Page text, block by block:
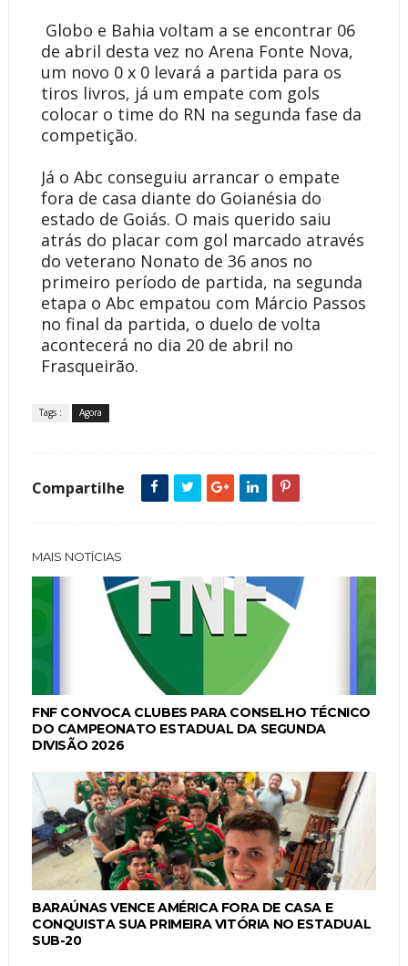
Globo e Bahia voltam a se encontrar 06
de abril desta vez no Arena Fonte Nova,
um novo 0 x 0 levará a partida para os
tiros livros, já um empate com gols
colocar o time do RN na segunda fase da
competição.
Já o Abc conseguiu arrancar o empate
fora de casa diante do Goianésia do
estado de Goiás. O mais querido saiu
atrás do placar com gol marcado através
do veterano Nonato de 36 anos no
primeiro período de partida, na segunda
etapa o Abc empatou com Márcio Passos
no final da partida, o duelo de volta
acontecerá no dia 20 de abril no
Frasqueirão.
Tags : Agora
Compartilhe
MAIS NOTÍCIAS
FNF CONVOCA CLUBES PARA CONSELHO TÉCNICO
DO CAMPEONATO ESTADUAL DA SEGUNDA
DIVISÃO 2026
BARAÚNAS VENCE AMÉRICA FORA DE CASA E
CONQUISTA SUA PRIMEIRA VITÓRIA NO ESTADUAL
SUB-20